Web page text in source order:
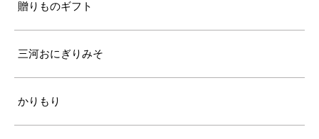
贈りものギフト
三河おにぎりみそ
かりもり